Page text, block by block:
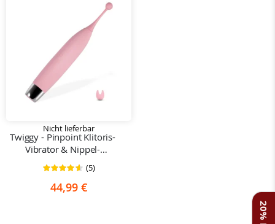
Nicht lieferbar
Twiggy - Pinpoint Klitoris-
Vibrator & Nippel-
Bewertung:
(5)
44,99 €